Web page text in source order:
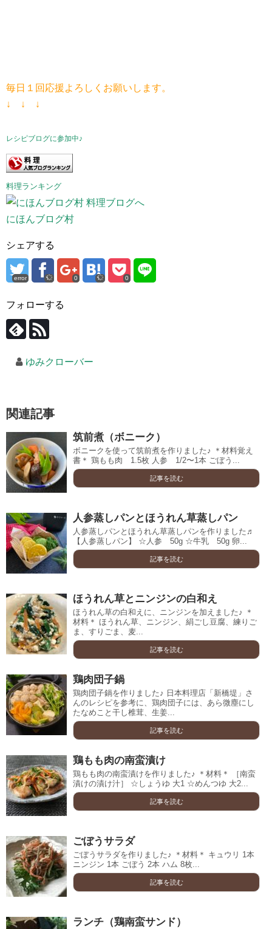
毎日１回応援よろしくお願いします。
↓ ↓ ↓
レシピブログに参加中♪
料理ランキング
にほんブログ村
シェアする
error 0 0
フォローする
ゆみクローバー
関連記事
筑前煮（ボニーク）
ボニークを使って筑前煮を作りました♪ ＊材料覚え
書＊ 鶏もも肉 1.5枚 人参 1/2〜1本 ごぼう...
記事を読む
人参蒸しパンとほうれん草蒸しパン
人参蒸しパンとほうれん草蒸しパンを作りました♬
【人参蒸しパン】 ☆人参 50g ☆牛乳 50g 卵...
記事を読む
ほうれん草とニンジンの白和え
ほうれん草の白和えに、ニンジンを加えました♪ ＊
材料＊ ほうれん草、ニンジン、絹ごし豆腐、練りご
ま、すりごま、麦...
記事を読む
鶏肉団子鍋
鶏肉団子鍋を作りました♪ 日本料理店「新橋堤」さ
んのレシピを参考に、鶏肉団子には、あら微塵にし
たなめこと干し椎茸、生姜...
記事を読む
鶏もも肉の南蛮漬け
鶏もも肉の南蛮漬けを作りました♪ ＊材料＊ ［南蛮
漬けの漬け汁］ ☆しょうゆ 大1 ☆めんつゆ 大2...
記事を読む
ごぼうサラダ
ごぼうサラダを作りました♪ ＊材料＊ キュウリ 1本
ニンジン 1本 ごぼう 2本 ハム 8枚...
記事を読む
ランチ（鶏南蛮サンド）